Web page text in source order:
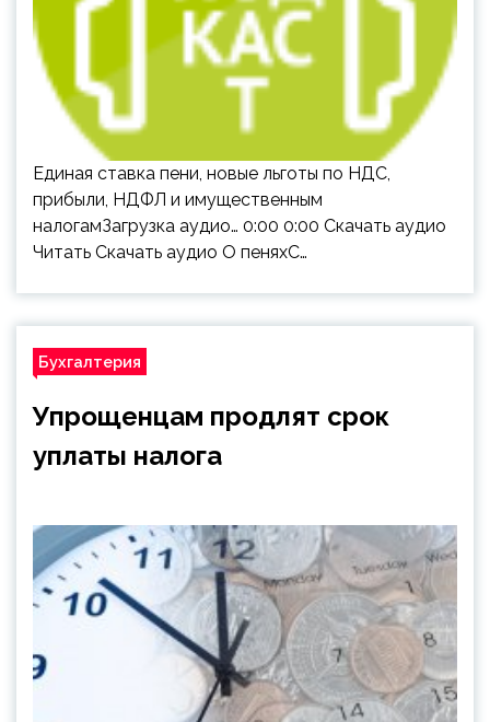
Единая ставка пени, новые льготы по НДС,
прибыли, НДФЛ и имущественным
налогамЗагрузка аудио… 0:00 0:00 Скачать аудио
Читать Скачать аудио О пеняхС…
Бухгалтерия
Упрощенцам продлят срок
уплаты налога